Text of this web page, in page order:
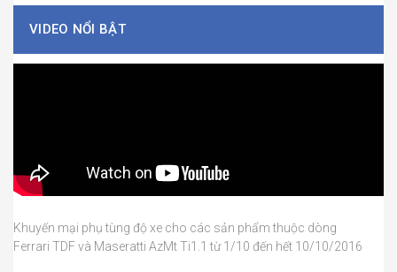
VIDEO NỔI BẬT
Khuyến mại phụ tùng độ xe cho các sản phẩm thuộc dòng
Ferrari TDF và Maseratti AzMt Ti1.1 từ 1/10 đến hết 10/10/2016